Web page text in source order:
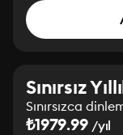
Sınırsız
Sınırsızca
₺1979.99/yıl